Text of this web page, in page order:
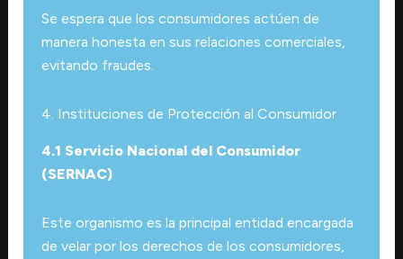
Se espera que los consumidores actúen de
manera honesta en sus relaciones comerciales,
evitando fraudes.
4. Instituciones de Protección al Consumidor
4.1 Servicio Nacional del Consumidor
(SERNAC)
Este organismo es la principal entidad encargada
de velar por los derechos de los consumidores,